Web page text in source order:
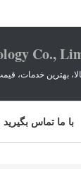
Co.,
بهترین خدمات،
با ما تماس بگیرید